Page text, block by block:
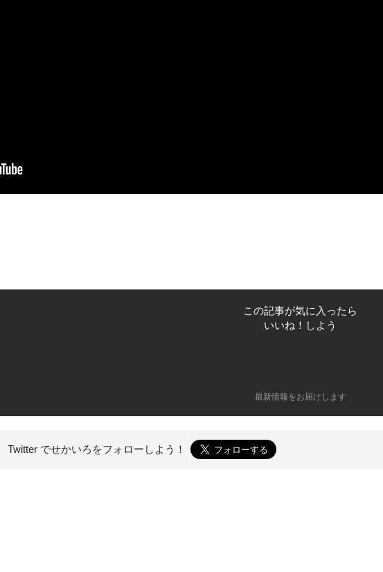
この記事が気に入ったら
いいね！しよう
最新情報をお届けします
Twitter でせかいろをフォローしよう！